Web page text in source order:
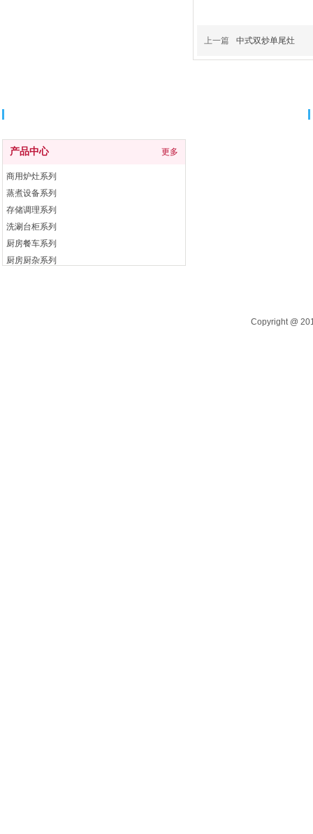
上一篇 中式双炒单尾灶
产品中心 更多
商用炉灶系列
蒸煮设备系列
存储调理系列
洗涮台柜系列
厨房餐车系列
厨房厨杂系列
Copyright @